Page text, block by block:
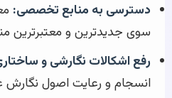
دسترسی به منابع تخصصی:
سوی جدیدترین و معتبرترین
رفع اشکالات نگارشی و
انسجام و رعایت اصول نگارش